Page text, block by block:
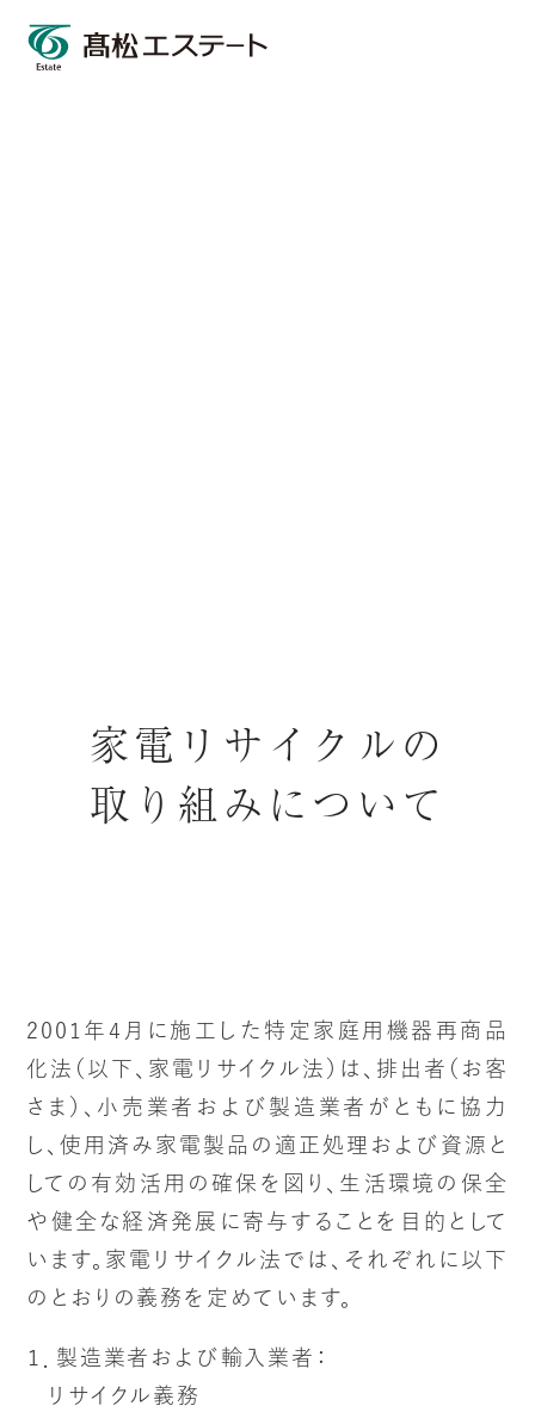
家電リサイクルの
取り組みについて
2001年4月に施工した特定家庭用機器再商品
化法（以下、家電リサイクル法）は、排出者（お客
さま）、小売業者および製造業者がともに協力
し、使用済み家電製品の適正処理および資源と
しての有効活用の確保を図り、生活環境の保全
や健全な経済発展に寄与することを目的として
います。家電リサイクル法では、それぞれに以下
のとおりの義務を定めています。
１．製造業者および輸入業者：
リサイクル義務